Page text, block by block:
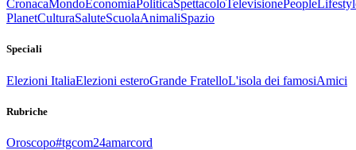
CronacaMondoEconomiaPoliticaSpettacoloTelevisionePeople
PlanetCulturaSaluteScuolaAnimaliSpazio
Speciali
Elezioni ItaliaElezioni esteroGrande FratelloL'isola dei famosiAmici
Rubriche
Oroscopo#tgcom24amarcord